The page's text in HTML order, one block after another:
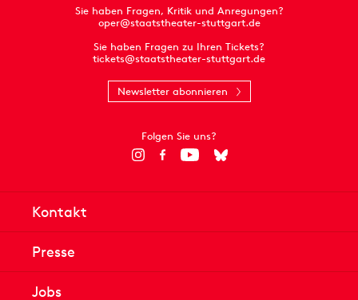
Sie haben Fragen, Kritik und Anregungen?
oper@staatstheater-stuttgart.de
Sie haben Fragen zu Ihren Tickets?
tickets@staatstheater-stuttgart.de
Newsletter abonnieren
Folgen Sie uns?
Kontakt
Presse
Jobs